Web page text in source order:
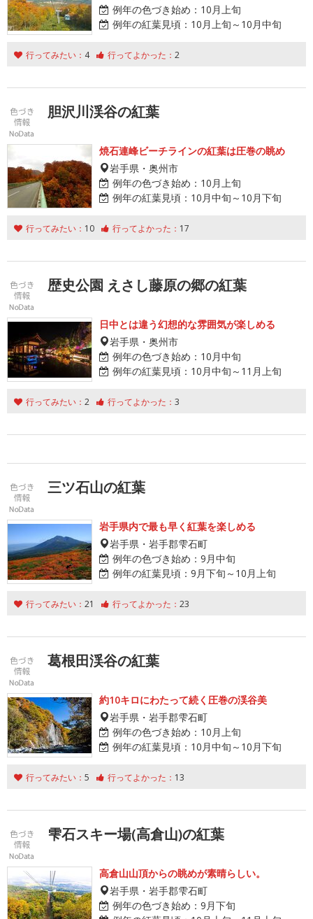
例年の色づき始め： 10月上旬
例年の紅葉見頃： 10月上旬～10月中旬
行ってみたい： 4 行ってよかった： 2
胆沢川渓谷の紅葉
焼石連峰ビーチラインの紅葉は圧巻の眺め
岩手県・奥州市
例年の色づき始め： 10月上旬
例年の紅葉見頃： 10月中旬～10月下旬
行ってみたい： 10 行ってよかった： 17
歴史公園 えさし藤原の郷の紅葉
日中とは違う幻想的な雰囲気が楽しめる
岩手県・奥州市
例年の色づき始め： 10月中旬
例年の紅葉見頃： 10月中旬～11月上旬
行ってみたい： 2 行ってよかった： 3
三ツ石山の紅葉
岩手県内で最も早く紅葉を楽しめる
岩手県・岩手郡雫石町
例年の色づき始め： 9月中旬
例年の紅葉見頃： 9月下旬～10月上旬
行ってみたい： 21 行ってよかった： 23
葛根田渓谷の紅葉
約10キロにわたって続く圧巻の渓谷美
岩手県・岩手郡雫石町
例年の色づき始め： 10月上旬
例年の紅葉見頃： 10月中旬～10月下旬
行ってみたい： 5 行ってよかった： 13
雫石スキー場(高倉山)の紅葉
高倉山山頂からの眺めが素晴らしい。
岩手県・岩手郡雫石町
例年の色づき始め： 9月下旬